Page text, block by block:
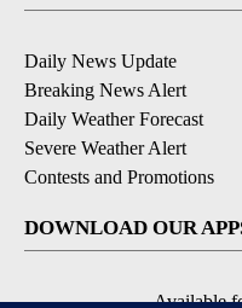
Daily News Update
Breaking News Alert
Daily Weather Forecast
Severe Weather Alert
Contests and Promotions
DOWNLOAD OUR
Available